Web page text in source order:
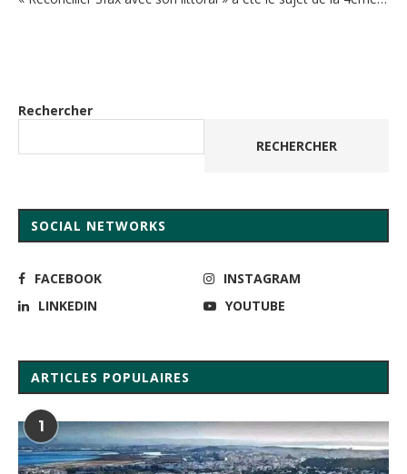
Rechercher
RECHERCHER
SOCIAL NETWORKS
FACEBOOK
INSTAGRAM
LINKEDIN
YOUTUBE
ARTICLES POPULAIRES
1